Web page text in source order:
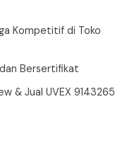
Kompetitif di Toko
Bersertifikat
& Jual UVEX 9143265